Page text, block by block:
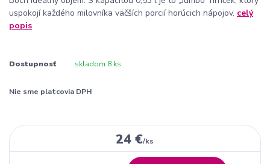
uspokojí každého milovníka väčších porcií horúcich nápojov. celý
popis
Dostupnosť skladom 8 ks
Nie sme platcovia DPH
24 €/ks